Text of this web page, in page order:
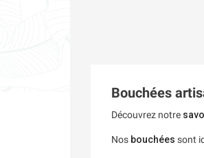
Bouchées
Découvrez notre
Nos bouchées sont